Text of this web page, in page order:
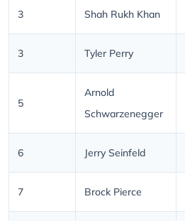
3 Shah Rukh Khan
3 Tyler Perry
5
Arnold
Schwarzenegger
6 Jerry Seinfeld
7 Brock Pierce